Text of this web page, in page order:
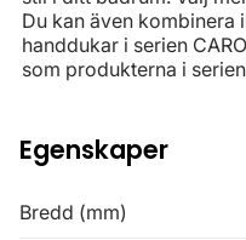
Du kan även kombinera
handdukar i serien
som produkterna i
Egenskaper
Bredd (mm)